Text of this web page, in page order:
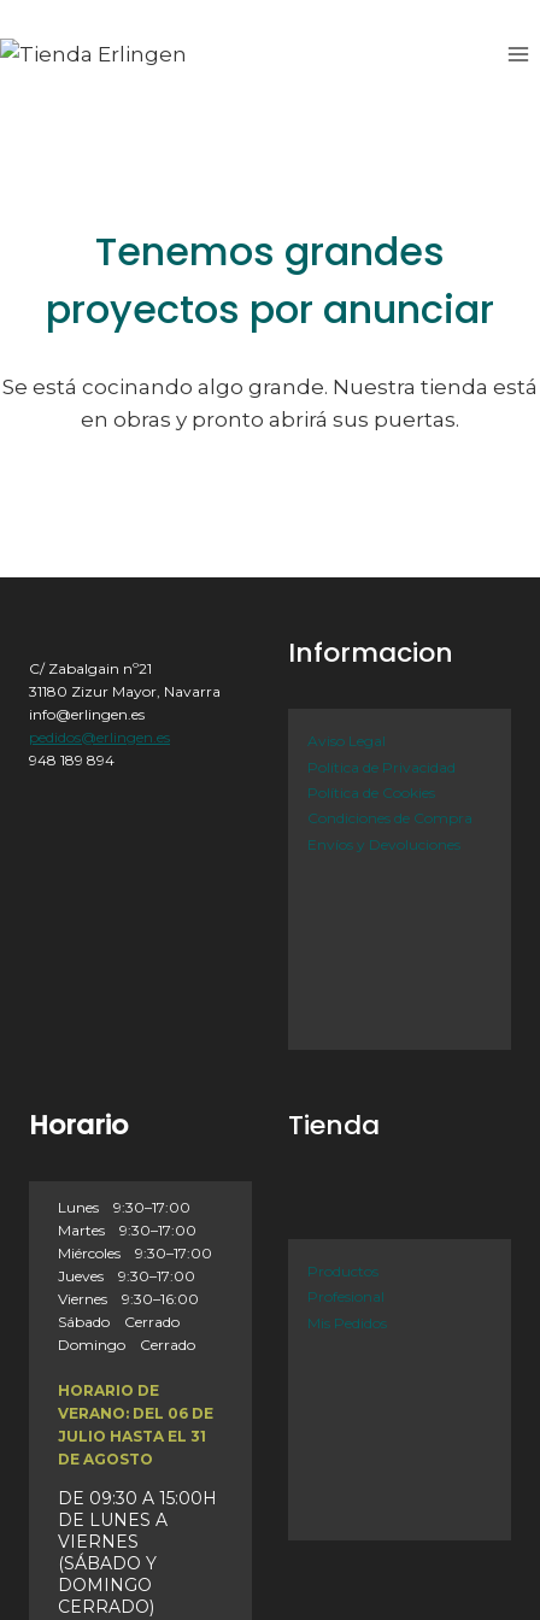
al
al
Tenemos grandes
proyectos por anunciar
Se está cocinando algo grande. Nuestra tienda está
en obras y pronto abrirá sus puertas.
C/ Zabalgain nº21
31180 Zizur Mayor, Navarra
info@erlingen.es
pedidos@erlingen.es
948 189 894
Informacion
Aviso Legal
Política de Privacidad
Política de Cookies
Condiciones de Compra
Envíos y Devoluciones
Horario
Lunes 9:30–17:00
Martes 9:30–17:00
Miércoles 9:30–17:00
Jueves 9:30–17:00
Viernes 9:30–16:00
Sábado Cerrado
Domingo Cerrado
HORARIO DE
VERANO: DEL 06 DE
JULIO HASTA EL 31
DE AGOSTO
DE 09:30 A 15:00H
DE LUNES A
VIERNES
(SÁBADO Y
DOMINGO
CERRADO)
Tienda
Productos
Profesional
Mis Pedidos